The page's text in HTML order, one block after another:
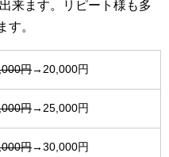
来ます。リピート様も多
す。
円→20,000円
円→25,000円
円→30,000円